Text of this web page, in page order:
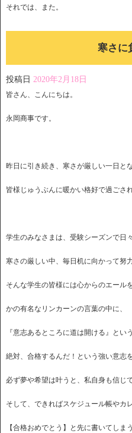
それでは、また。
寒さに
投稿日 2020年2月18日
皆さん、こんにちは。
永岡商事です。
昨日に引き続き、寒さが厳しい一日と
皆様じゅうぶんに暖かい格好で過ごさ
学生のみなさまは、受験シーズンで日
寒さの厳しい中、毎日机に向かって努
そんな学生の皆様には心からのエール
かの有名なリンカーンの言葉の中に、
『意志あるところに道は開ける』とい
絶対、合格するんだ！という強い意志
必ず夢や希望は叶うと、私自身も信じ
そして、できればスケジュール帳やカ
【合格おめでとう】と先に書いてしま